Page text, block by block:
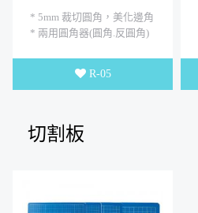
* 5mm 裁切圓角，美化邊角
* 兩用圓角器(圓角.反圓角)
R-05
切割板